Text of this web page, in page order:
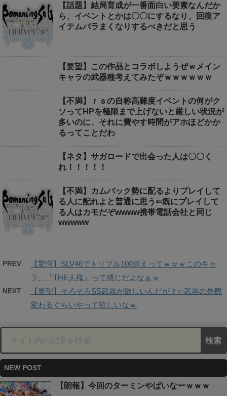
【話題】結局育成が一番面白い要素なんだか
ら、イベントとかは〇〇にするなり、回復ア
イテムバラまくなりするべきだと思う
【要望】この作品とコラボしようぜｗメイン
キャラの武器種考えてみたぞｗｗｗｗｗｗ
【不満】ｒｓの自称高難度イベントの何がク
ソってHPを極限まで上げないと厳しい状況が
多いのに、それに費やす時間がアホほどかか
るってことだわ
【ネタ】サガロードで出会った人は〇〇く
れ！！！！！
【不満】カムバック勢に配るよりプレイして
る人に配れよと普通に思う⇐既にプレイして
る人はカモだぞwwww携帯電話会社と同じ
wwwww
PREV
【驚愕】SLV46でトリプル100超えってｗｗｗこのキャ
ラ、「THE人権」って感じだよなぁｗ
NEXT
【要望】そろそろSS武器が欲しいんだが？⇐武器の外観
変わるぐらいやって欲しいなｗ
NEW POST
【朗報】今回のターミンやばいなーｗｗｗ